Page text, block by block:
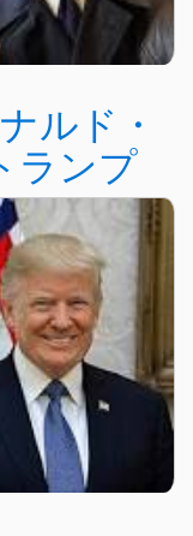
ルド・
ランプ